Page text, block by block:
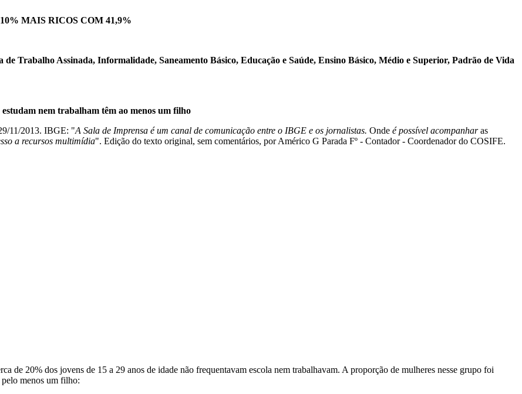
MAIS RICOS COM 41,9%
Trabalho Assinada, Informalidade, Saneamento Básico, Educação e Saúde, Ensino Básico, Médio e Superior, Padrão de Vida
nem trabalham têm ao menos um filho
11/2013. IBGE: "A Sala de Imprensa é um canal de comunicação entre o IBGE e os jornalistas. Onde é possível acompanharas
a recursos multimídia". Edição do texto original, sem comentários, por Américo G Parada Fº - Contador - Coordenador do COSIFE.
de 20% dos jovens de 15 a 29 anos de idade não frequentavam escola nem trabalhavam. A proporção de mulheres nesse grupo foi
pelo menos um filho: